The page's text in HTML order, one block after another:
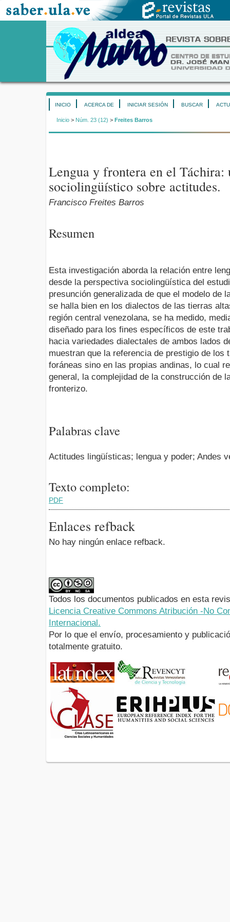
INICIO ACERCA DE INICIAR SESIÓN BUSCAR
Inicio > Núm. 23 (12) > Freites Barros
Lengua y frontera en el Táchira:
sociolingüístico sobre actitudes.
Francisco Freites Barros
Resumen
Esta investigación aborda la relación entre
desde la perspectiva sociolingüística del
presunción generalizada de que el modelo de
se halla bien en los dialectos de las tierras
región central venezolana, se ha medido,
diseñado para los fines específicos de este
hacia variedades dialectales de ambos lados
muestran que la referencia de prestigio de los
foráneas sino en las propias andinas, lo cual
general, la complejidad de la construcción de
fronterizo.
Palabras clave
Actitudes lingüísticas; lengua y poder; Andes
Texto completo:
PDF
Enlaces refback
No hay ningún enlace refback.
Todos los documentos publicados en esta
Licencia Creative Commons Atribución -No
Internacional.
Por lo que el envío, procesamiento y
totalmente gratuito.